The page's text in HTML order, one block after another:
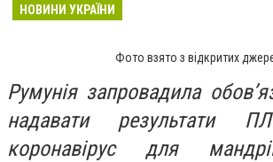
НОВИНИ УКРАЇНИ
Фото взято з відкритих
Румунія запровадила
надавати результати
коронавірус для